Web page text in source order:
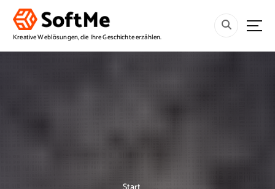
Kreative Weblösungen, die Ihre Geschichte erzählen.